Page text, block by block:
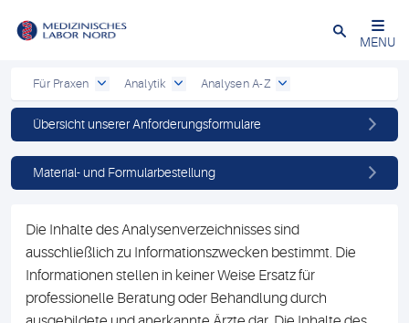
Schließen
MENU
Für Praxen Analytik Analysen A-Z
Übersicht unserer Anforderungsformulare
Material- und Formularbestellung
Die Inhalte des Analysenverzeichnisses sind
ausschließlich zu Informationszwecken bestimmt. Die
Informationen stellen in keiner Weise Ersatz für
professionelle Beratung oder Behandlung durch